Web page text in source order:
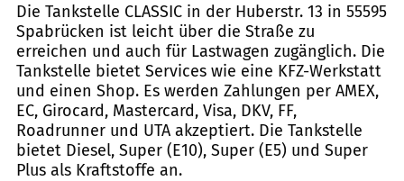
Die Tankstelle CLASSIC in der Huberstr. 13 in 55595
Spabrücken ist leicht über die Straße zu
erreichen und auch für Lastwagen zugänglich. Die
Tankstelle bietet Services wie eine KFZ-Werkstatt
und einen Shop. Es werden Zahlungen per AMEX,
EC, Girocard, Mastercard, Visa, DKV, FF,
Roadrunner und UTA akzeptiert. Die Tankstelle
bietet Diesel, Super (E10), Super (E5) und Super
Plus als Kraftstoffe an.